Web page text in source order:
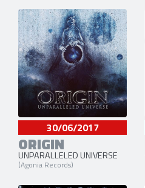
30/06/2017
ORIGIN
UNPARALLELED UNIVERSE
(Agonia Records)